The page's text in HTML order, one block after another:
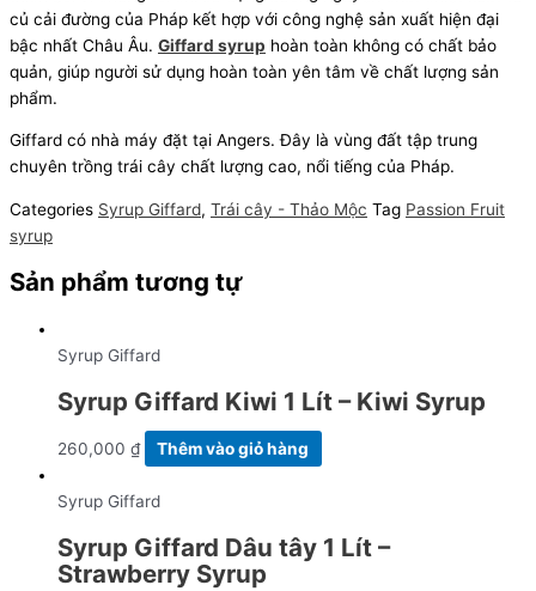
củ cải đường của Pháp kết hợp với công nghệ sản xuất hiện đại
bậc nhất Châu Âu. Giffard syrup hoàn toàn không có chất bảo
quản, giúp người sử dụng hoàn toàn yên tâm về chất lượng sản
phẩm.
Giffard có nhà máy đặt tại Angers. Đây là vùng đất tập trung
chuyên trồng trái cây chất lượng cao, nổi tiếng của Pháp.
Categories Syrup Giffard, Trái cây - Thảo Mộc Tag Passion Fruit
syrup
Sản phẩm tương tự
Syrup Giffard
Syrup Giffard Kiwi 1 Lít – Kiwi Syrup
260,000 ₫ Thêm vào giỏ hàng
Syrup Giffard
Syrup Giffard Dâu tây 1 Lít –
Strawberry Syrup